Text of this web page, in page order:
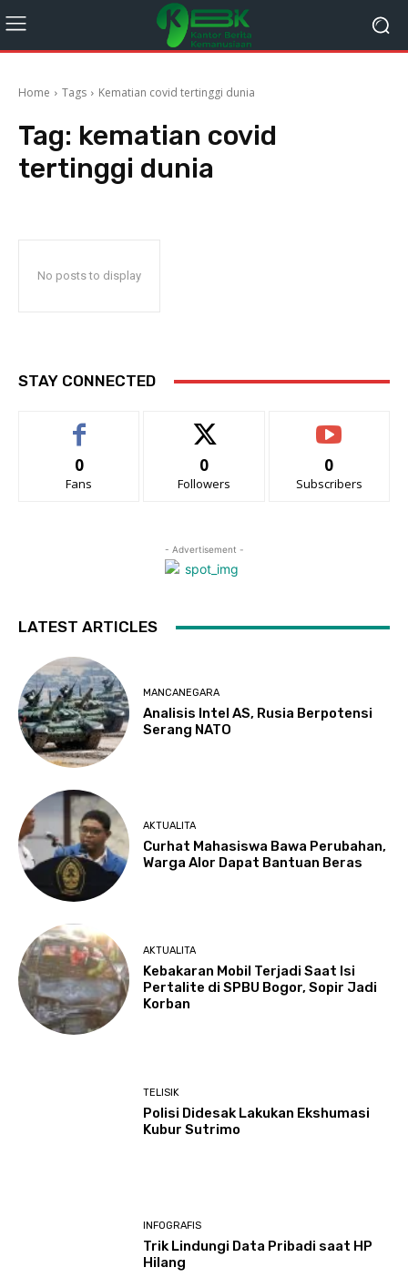
Home Tags Kematian covid tertinggi dunia
Tag: kematian covid
tertinggi dunia
No posts to display
STAY CONNECTED
0
Fans
0
Followers
0
Subscribers
- Advertisement -
LATEST ARTICLES
MANCANEGARA
Analisis Intel AS, Rusia Berpotensi
Serang NATO
AKTUALITA
Curhat Mahasiswa Bawa Perubahan,
Warga Alor Dapat Bantuan Beras
AKTUALITA
Kebakaran Mobil Terjadi Saat Isi
Pertalite di SPBU Bogor, Sopir Jadi
Korban
TELISIK
Polisi Didesak Lakukan Ekshumasi
Kubur Sutrimo
INFOGRAFIS
Trik Lindungi Data Pribadi saat HP
Hilang